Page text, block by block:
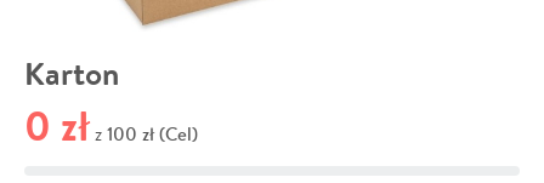
Karton
0 zł z 100 zł (Cel)